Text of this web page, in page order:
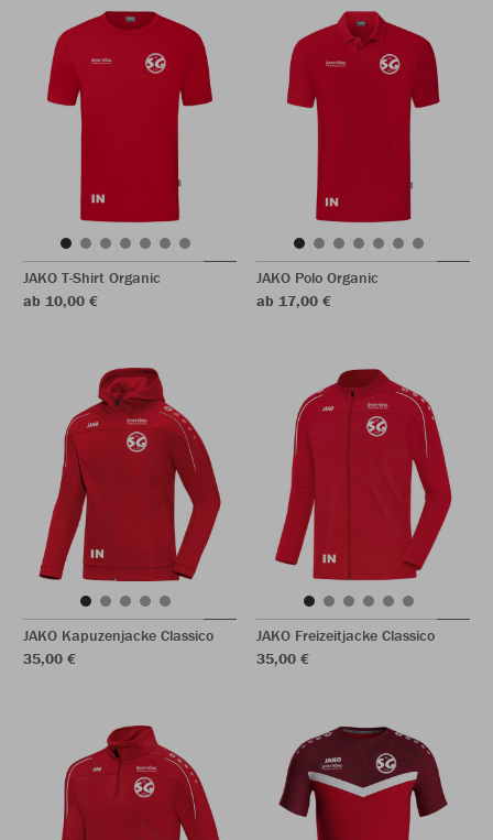
JAKO T-Shirt Organic
ab 10,00 €
JAKO Polo Organic
ab 17,00 €
JAKO Kapuzenjacke Classico
35,00 €
JAKO Freizeitjacke Classico
35,00 €